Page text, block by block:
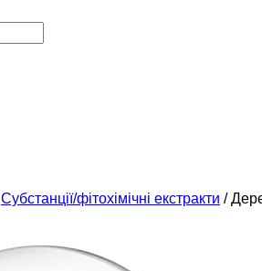
Субстанції/фітохімічні екстракти /